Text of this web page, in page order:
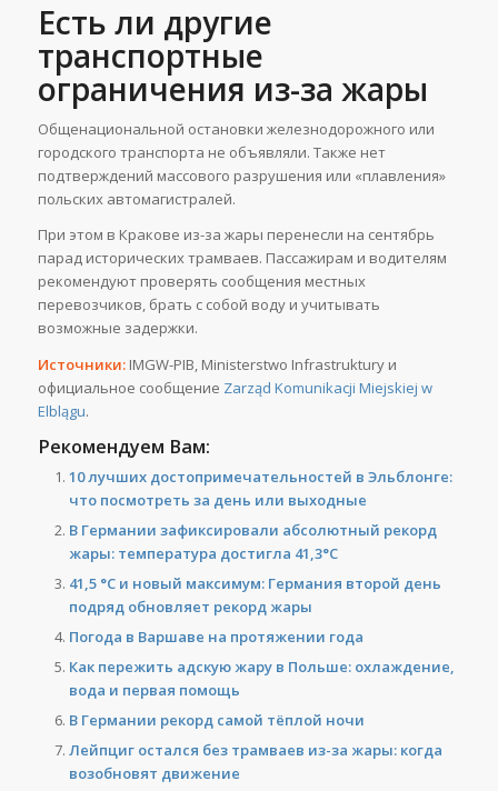
Есть ли другие
транспортные
ограничения из-за жары
Общенациональной остановки железнодорожного или
городского транспорта не объявляли. Также нет
подтверждений массового разрушения или «плавления»
польских автомагистралей.
При этом в Кракове из-за жары перенесли на сентябрь
парад исторических трамваев. Пассажирам и водителям
рекомендуют проверять сообщения местных
перевозчиков, брать с собой воду и учитывать
возможные задержки.
Источники:IMGW-PIB, Ministerstwo Infrastruktury и
официальное сообщение Zarząd Komunikacji Miejskiej w
Elblągu.
Рекомендуем Вам:
10 лучших достопримечательностей в Эльблонге:
что посмотреть за день или выходные
В Германии зафиксировали абсолютный рекорд
жары: температура достигла 41,3°C
41,5 °C и новый максимум: Германия второй день
подряд обновляет рекорд жары
Погода в Варшаве на протяжении года
Как пережить адскую жару в Польше: охлаждение,
вода и первая помощь
В Германии рекорд самой тёплой ночи
Лейпциг остался без трамваев из-за жары: когда
возобновят движение